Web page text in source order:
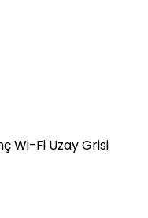
Wi-Fi Uzay Grisi